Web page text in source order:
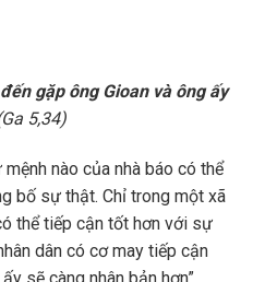
gặp ông Gioan và ông ấy
5,34)
nào của nhà báo có thể
bố sự thật. Chỉ trong một xã
thể tiếp cận tốt hơn với sự
dân có cơ may tiếp cận
sẽ càng nhân bản hơn”